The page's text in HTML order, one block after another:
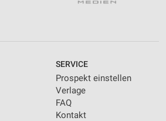
SERVICE
Prospekt einstellen
Verlage
FAQ
Kontakt